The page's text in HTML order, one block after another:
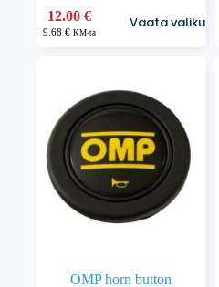
12.00€
9.68€ KM-ta
Vaata valikuid
Sellel
tootel
tootelehel.
OMP horn button